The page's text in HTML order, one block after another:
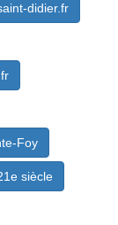
didier.fr
Foy
siècle